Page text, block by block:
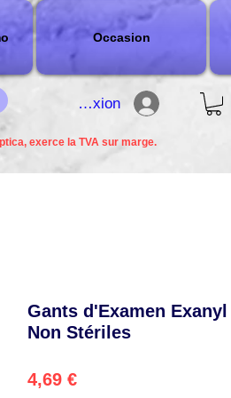
Occasion
connexion
exerce la TVA sur marge.
Gants d'Examen
Non Stériles
4,69 €Prix